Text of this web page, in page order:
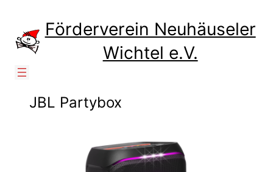
springen Förderverein Neuhäuseler
Wichtel e.V.
JBL Partybox